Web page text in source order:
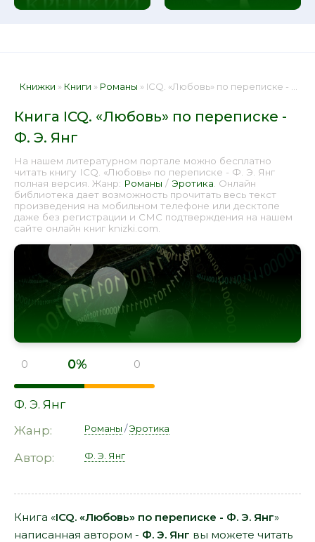
Книжки » Книги » Романы » ICQ. «Любовь» по переписке - Ф. Э. Янг 📕 - Книга онлайн бесплатно
Книга ICQ. «Любовь» по переписке -
Ф. Э. Янг
На нашем литературном портале можно бесплатно
читать книгу ICQ. «Любовь» по переписке - Ф. Э. Янг
полная версия. Жанр: Романы / Эротика . Онлайн
библиотека дает возможность прочитать весь текст
произведения на мобильном телефоне или десктопе
даже без регистрации и СМС подтверждения на нашем
сайте онлайн книг knizki.com.
0 0% 0
Ф. Э. Янг
Жанр:
Романы /Эротика
Автор: Ф. Э. Янг
Книга «ICQ. «Любовь» по переписке - Ф. Э. Янг»
написанная автором - Ф. Э. Янг вы можете читать